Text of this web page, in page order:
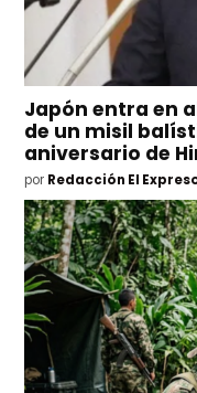
Japón entra en
de un misil
aniversario de
por Redacción El